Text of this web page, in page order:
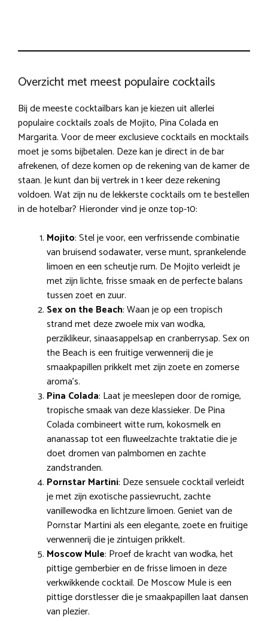
Overzicht met meest populaire cocktails
Bij de meeste cocktailbars kan je kiezen uit allerlei
populaire cocktails zoals de Mojito, Pina Colada en
Margarita. Voor de meer exclusieve cocktails en mocktails
moet je soms bijbetalen. Deze kan je direct in de bar
afrekenen, of deze komen op de rekening van de kamer de
staan. Je kunt dan bij vertrek in 1 keer deze rekening
voldoen. Wat zijn nu de lekkerste cocktails om te bestellen
in de hotelbar? Hieronder vind je onze top-10:
Mojito: Stel je voor, een verfrissende combinatie
van bruisend sodawater, verse munt, sprankelende
limoen en een scheutje rum. De Mojito verleidt je
met zijn lichte, frisse smaak en de perfecte balans
tussen zoet en zuur.
Sex on the Beach: Waan je op een tropisch
strand met deze zwoele mix van wodka,
perziklikeur, sinaasappelsap en cranberrysap. Sex on
the Beach is een fruitige verwennerij die je
smaakpapillen prikkelt met zijn zoete en zomerse
aroma’s.
Pina Colada: Laat je meeslepen door de romige,
tropische smaak van deze klassieker. De Pina
Colada combineert witte rum, kokosmelk en
ananassap tot een fluweelzachte traktatie die je
doet dromen van palmbomen en zachte
zandstranden.
Pornstar Martini: Deze sensuele cocktail verleidt
je met zijn exotische passievrucht, zachte
vanillewodka en lichtzure limoen. Geniet van de
Pornstar Martini als een elegante, zoete en fruitige
verwennerij die je zintuigen prikkelt.
Moscow Mule: Proef de kracht van wodka, het
pittige gemberbier en de frisse limoen in deze
verkwikkende cocktail. De Moscow Mule is een
pittige dorstlesser die je smaakpapillen laat dansen
van plezier.